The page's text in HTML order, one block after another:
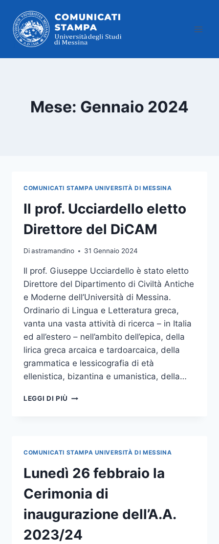
contenuto
Mese: Gennaio 2024
COMUNICATI STAMPA UNIVERSITÀ DI MESSINA
Il prof. Ucciardello eletto
Direttore del DiCAM
Diastramandino 31 Gennaio 2024
Il prof. Giuseppe Ucciardello è stato eletto
Direttore del Dipartimento di Civiltà Antiche
e Moderne dell’Università di Messina.
Ordinario di Lingua e Letteratura greca,
vanta una vasta attività di ricerca – in Italia
ed all’estero – nell’ambito dell’epica, della
lirica greca arcaica e tardoarcaica, della
grammatica e lessicografia di età
ellenistica, bizantina e umanistica, della…
LEGGI DI PIÙ IL
COMUNICATI STAMPA UNIVERSITÀ DI MESSINA
Lunedì 26 febbraio la
Cerimonia di
inaugurazione dell’A.A.
2023/24